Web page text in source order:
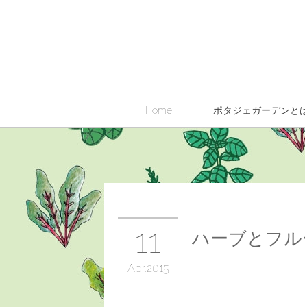
Home ポタジェガーデンと
11
Apr 2015
ハーブとフ